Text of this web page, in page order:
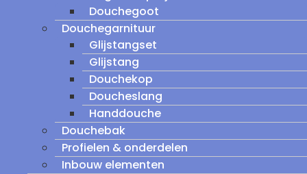
Douchegoot
Douchegarnituur
Glijstangset
Glijstang
Douchekop
Doucheslang
Handdouche
Douchebak
Profielen & onderdelen
Inbouw elementen